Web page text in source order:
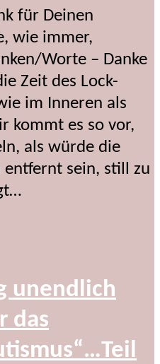
für Deinen
wie immer,
Worte – Danke
Zeit des Lock-
im Inneren als
kommt es so vor,
als würde die
sein, still zu
unendlich
das